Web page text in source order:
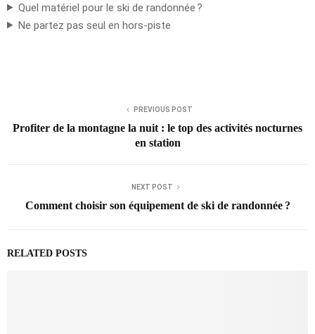
Quel matériel pour le ski de randonnée ?
Ne partez pas seul en hors-piste
PREVIOUS POST
Profiter de la montagne la nuit : le top des activités nocturnes
en station
NEXT POST
Comment choisir son équipement de ski de randonnée ?
RELATED POSTS